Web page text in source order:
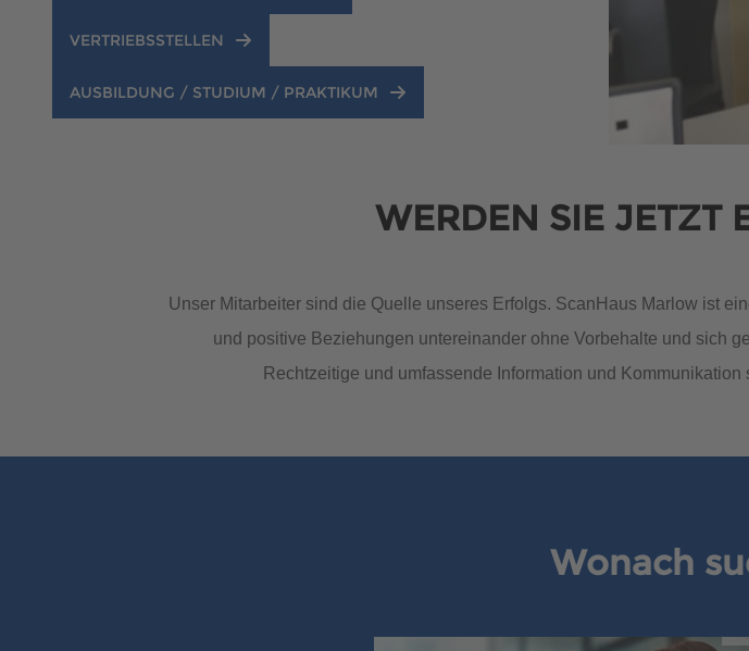
Aktionshaus
038221 400 500
038221 400 500
VERTRIEBSSTELLEN
AUSBILDUNG / STUDIUM / PRAKTIKUM
WERDEN SIE JETZT
Unser Mitarbeiter sind die Quelle unseres Erfolgs. ScanHaus Marlow ist
und positive Beziehungen untereinander ohne Vorbehalte und sich
Rechtzeitige und umfassende Information und
Wonach